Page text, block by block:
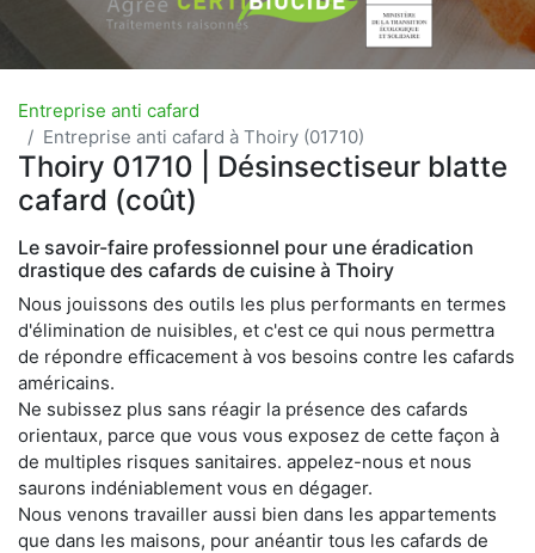
Entreprise anti cafard
Entreprise anti cafard à Thoiry (01710)
Thoiry 01710 | Désinsectiseur blatte
cafard (coût)
Le savoir-faire professionnel pour une éradication
drastique des cafards de cuisine à Thoiry
Nous jouissons des outils les plus performants en termes
d'élimination de nuisibles, et c'est ce qui nous permettra
de répondre efficacement à vos besoins contre les cafards
américains.
Ne subissez plus sans réagir la présence des cafards
orientaux, parce que vous vous exposez de cette façon à
de multiples risques sanitaires. appelez-nous et nous
saurons indéniablement vous en dégager.
Nous venons travailler aussi bien dans les appartements
que dans les maisons, pour anéantir tous les cafards de